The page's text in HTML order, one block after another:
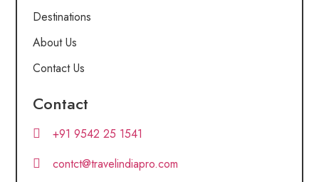
Destinations
About Us
Contact Us
Contact
+91 9542 25 1541
contct@travelindiapro.com